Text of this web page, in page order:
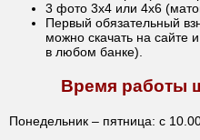
3 фото 3х4 или 4х6
Первый обязательный
можно скачать на сайте
в любом банке).
Время работы
Понедельник – пятница: с